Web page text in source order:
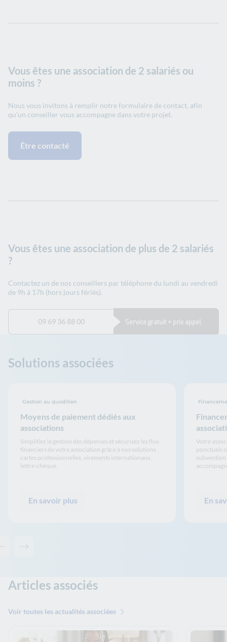
Vous êtes une association de 2 salariés ou
moins ?
Nous vous invitons à remplir notre formulaire de contact, afin
qu'un conseiller vous accompagne dans votre projet.
Être contacté
Vous êtes une association de plus de 2 salariés
?
Contactez un de nos conseillers par téléphone du lundi au vendredi
de 9h à 17h (hors jours fériés).
09 69 36 88 00 Service gratuit + prix appel
Solutions associées
Moyens de paiement dédiés aux
associations
Gestion au quoditien
Simplifiez la gestion des dépenses et sécurisez les flux
financiers de votre association grâce à nos solutions
cartes professionnelles, virements internationaux,
lettre-chèque.
En savoir plus
Votre
ponctuels
subvention
En
Contenu précédent - Solutions associées
Contenu suivant - Solutions associées
Articles associés
Voir toutes les actualités associées